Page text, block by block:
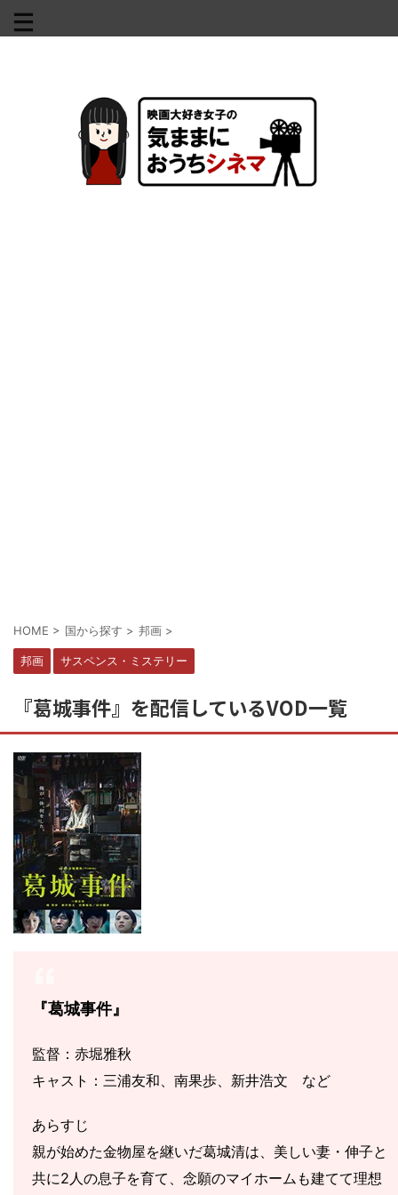
HOME > 国から探す > 邦画 >
邦画 サスペンス・ミステリー
『葛城事件』を配信しているVOD一覧
『葛城事件』
監督：赤堀雅秋
キャスト：三浦友和、南果歩、新井浩文 など
あらすじ
親が始めた金物屋を継いだ葛城清は、美しい妻・伸子と
共に2人の息子を育て、念願のマイホームも建てて理想